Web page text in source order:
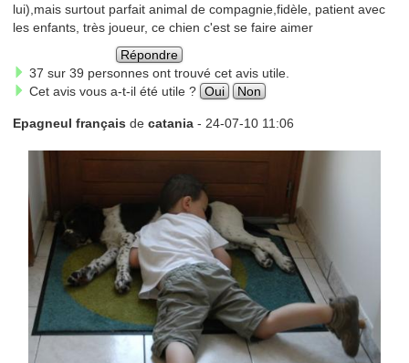
lui),mais surtout parfait animal de compagnie,fidèle, patient avec
les enfants, très joueur, ce chien c'est se faire aimer
Répondre
37 sur 39 personnes ont trouvé cet avis utile.
Cet avis vous a-t-il été utile ? Oui Non
Epagneul français de catania- 24-07-10 11:06